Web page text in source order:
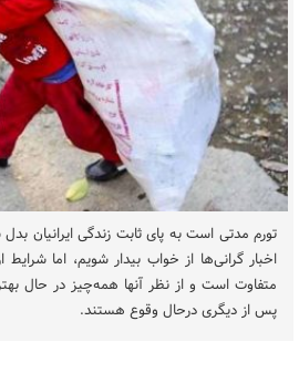
تورم مدتی است به پای ثابت زندگی ایرانیان
اخبار گرانی‌ها از خواب بیدار شویم، اما
متفاوت است و از نظر آنها همه‌چیز در حال
پس از دیگری درحال وقوع هستند.